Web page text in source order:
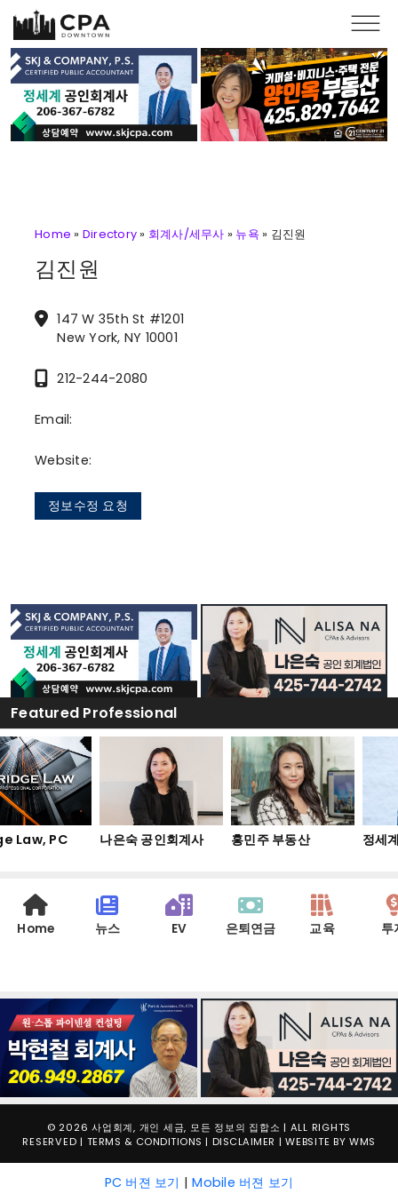
Skip to main content
Home » Directory » 회계사/세무사 » 뉴욕 » 김진원
김진원
147 W 35th St #1201
New York, NY 10001
212-244-2080
Email:
Website:
정보수정 요청
Featured Professional
Law, PC 나은숙 공인회계사 홍민주 부동산 정세
Home 뉴스 EV 은퇴연금 교육 투
© 2026 사업회계, 개인 세금, 모든 정보의 집합소 | ALL RIGHTS
RESERVED | TERMS & CONDITIONS | DISCLAIMER | WEBSITE BYWMS
PC 버젼 보기 |Mobile 버젼 보기